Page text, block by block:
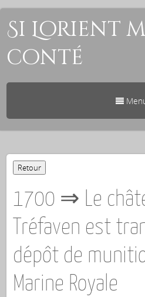
Si Lorient
conté
1700 ⇒ Le
Tréfaven est
dépôt de
Marine Royale